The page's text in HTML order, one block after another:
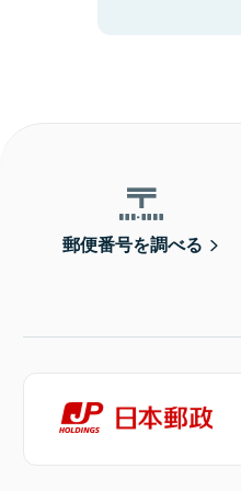
郵便番号を調べる